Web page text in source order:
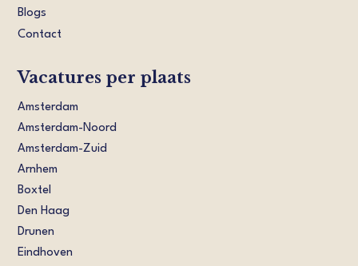
Blogs
Contact
Vacatures per plaats
Amsterdam
Amsterdam-Noord
Amsterdam-Zuid
Arnhem
Boxtel
Den Haag
Drunen
Eindhoven